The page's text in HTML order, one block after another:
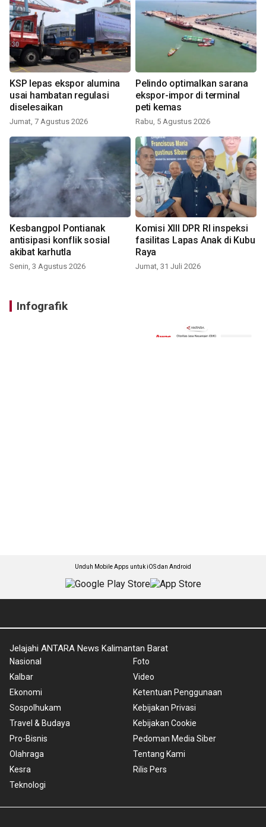
KSP lepas ekspor alumina
usai hambatan regulasi
diselesaikan
Jumat, 7 Agustus 2026
Pelindo optimalkan sarana
ekspor-impor di terminal
peti kemas
Rabu, 5 Agustus 2026
Kesbangpol Pontianak
antisipasi konflik sosial
akibat karhutla
Senin, 3 Agustus 2026
Komisi XIII DPR RI inspeksi
fasilitas Lapas Anak di Kubu
Raya
Jumat, 31 Juli 2026
Infografik
Unduh Mobile Apps untuk iOS dan Android
Jelajahi ANTARA News Kalimantan Barat
Nasional
Kalbar
Ekonomi
Sospolhukam
Travel & Budaya
Pro-Bisnis
Olahraga
Kesra
Teknologi
Foto
Video
Ketentuan Penggunaan
Kebijakan Privasi
Kebijakan Cookie
Pedoman Media Siber
Tentang Kami
Rilis Pers